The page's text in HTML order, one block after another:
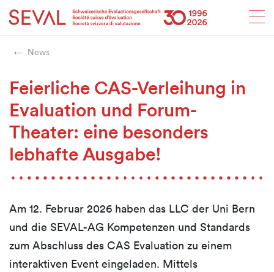
Startseite
Weiter zur Hauptnavigation
Weiter zum Inhalt
Weiter zur Kontaktseite
Weiter zur Sitemap
Weiter zur Suche
Weiter zum Login SEVAL
News
Feierliche CAS-Verleihung in
Evaluation und Forum-
Theater: eine besonders
lebhafte Ausgabe!
Am 12. Februar 2026 haben das LLC der Uni Bern
und die SEVAL-AG Kompetenzen und Standards
zum Abschluss des CAS Evaluation zu einem
interaktiven Event eingeladen. Mittels